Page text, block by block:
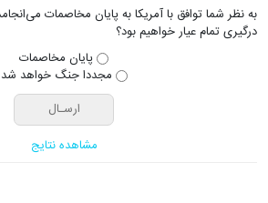
به نظر شما توافق با آمریکا به پایان مخاصمات
درگیری تمام عیار خواهیم بود؟
پایان مخاصمات
مجددا جنگ خواهد شد
مشاهده نتایج